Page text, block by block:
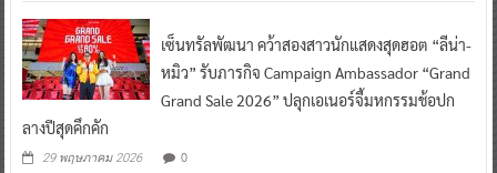
เซ็นทรัลพัฒนา คว้าสองสาวนักแสดงสุดฮอต “ลีน่า-
หมิว” รับภารกิจ Campaign Ambassador “Grand
Grand Sale 2026” ปลุกเอเนอร์จี้มหกรรมช้อปก
ลางปีสุดคึกคัก
29 พฤษภาคม 2026 0